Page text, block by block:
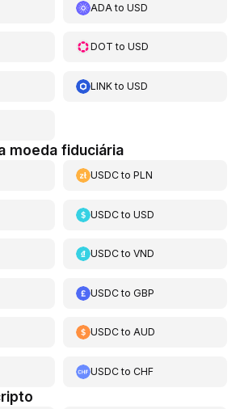
ADA toUSD
DOT toUSD
LINKtoUSD
moeda fiduciária
USDCtoPLN
USDCtoUSD
USDCtoVND
USDCtoGBP
USDCtoAUD
USDCtoCHF